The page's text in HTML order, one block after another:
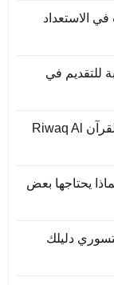
الاستعداد
للتقديم في
تعلم القرآن الكريم مع أكاديمية رواق القرآن Riwaq Al
يحتاجها بعض
دليلك